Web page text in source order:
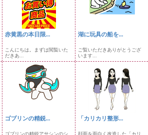
赤黄黒の本日限...
こんにちは。まずは閲覧いた
だきあ...
湖に玩具の船を...
ご覧いただきありがとうござ
います...
ゴブリンの精鋭...
ゴブリンの精鋭アサシンのシ
「カリカリ整形...
顔面を面白く改造した「カリ